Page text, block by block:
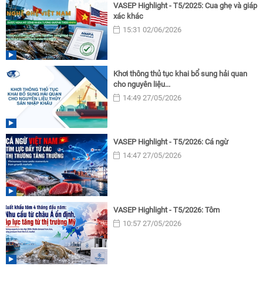
VASEP Highlight - T5/2025: Cua ghẹ và giáp
xác khác
15:31 02/06/2026
Khơi thông thủ tục khai bổ sung hải quan
cho nguyên liệu...
14:49 27/05/2026
VASEP Highlight - T5/2026: Cá ngừ
14:47 27/05/2026
VASEP Highlight - T5/2026: Tôm
10:57 27/05/2026